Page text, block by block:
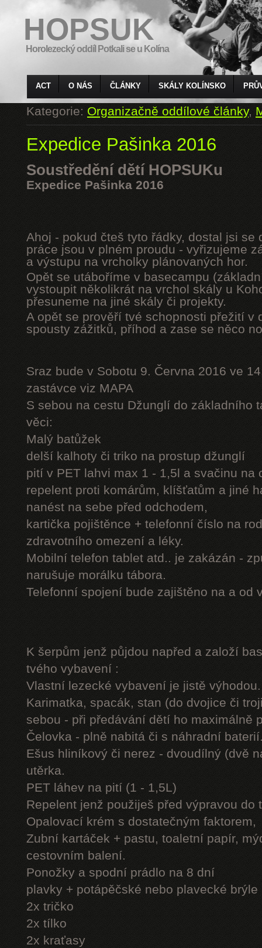
HOPSUK
Horolezecký oddíl Potkali se u Kolína
ACT O NÁS ČLÁNKY SKÁLY KOLÍNSKO
Kategorie:Organizačně oddílové články,
Expedice Pašinka 2016
Soustředění dětí HOPSUKu
Expedice Pašinka 2016
Ahoj - pokud čteš tyto řádky, dostal jsi se
práce jsou v plném proudu - vyřizujeme
a výstupu na vrcholky plánovaných hor.
Opět se utáboříme v basecampu
vystoupit několikrát na vrchol skály u
přesuneme na jiné skály či projekty.
A opět se prověří tvé schopnosti přežití v
spousty zážitků, příhod a zase se něco
Sraz bude v Sobotu 9. Června 2016 ve
zastávce viz MAPA
S sebou na cestu Džunglí do základního
věci:
Malý batůžek
delší kalhoty či triko na prostup džunglí
pití v PET lahvi max 1 - 1,5l a svačinu na
repelent proti komárům, klíšťatům a jiné
nanést na sebe před odchodem,
kartička pojištěnce + telefonní číslo na
zdravotního omezení a léky.
Mobilní telefon tablet atd.. je zakázán -
narušuje morálku tábora.
Telefonní spojení bude zajištěno na a od
K šerpům jenž půjdou napřed a založí
tvého vybavení :
Vlastní lezecké vybavení je jistě výhodou.
Karimatka, spacák, stan (do dvojice či
sebou - při předávání dětí ho maximálně
Čelovka - plně nabitá či s náhradní
Ešus hliníkový či nerez - dvoudílný (dvě
utěrka.
PET láhev na pití (1 - 1,5L)
Repelent jenž použiješ před výpravou do
Opalovací krém s dostatečným faktorem,
Zubní kartáček + pastu, toaletní papír,
cestovním balení.
Ponožky a spodní prádlo na 8 dní
plavky + potápěčské nebo plavecké brýle
2x tričko
2x tílko
2x kraťasy